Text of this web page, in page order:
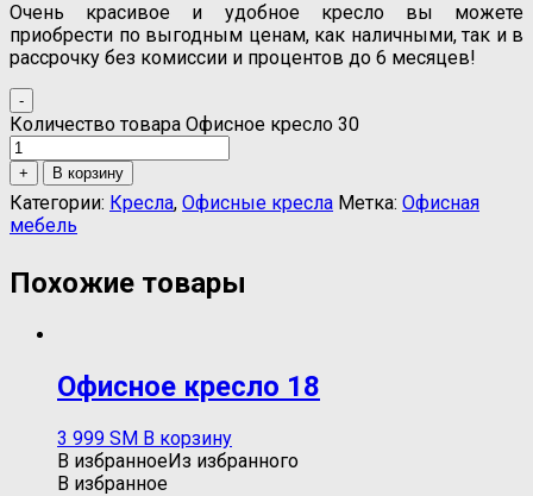
Очень красивое и удобное кресло вы можете
приобрести по выгодным ценам, как наличными, так и в
рассрочку без комиссии и процентов до 6 месяцев!
-
Количество товара Oфисное кресло 30
+ В корзину
Категории: Кресла, Офисные кресла Метка: Офисная
мебель
Похожие товары
Oфисное кресло 18
3 999 ЅМ В корзину
В избранноеИз избранного
В избранное